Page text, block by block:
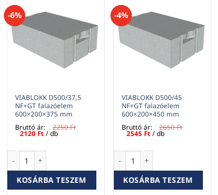
-6%
VIABLOKK D500/37,5
NF+GT falazóelem
600×200×375 mm
Bruttó ár:
2250Ft
Original
2250 Ft.
2120 FtCurrent
price
2120 Ft.
/ db
VIABLOKK D500/37,5 NF+GT falazóelem 600×200×375 mm
KOSÁRBA TESZEM
-4%
VIABLOKK D500/45
NF+GT falazóelem
600×200×450 mm
Bruttó ár:
2650Ft
Original
price
2650 Ft.
2545 FtCurrent
price
2545 Ft.
/ db
VIABLOKK D500/45 NF+GT
KOSÁRBA TESZEM